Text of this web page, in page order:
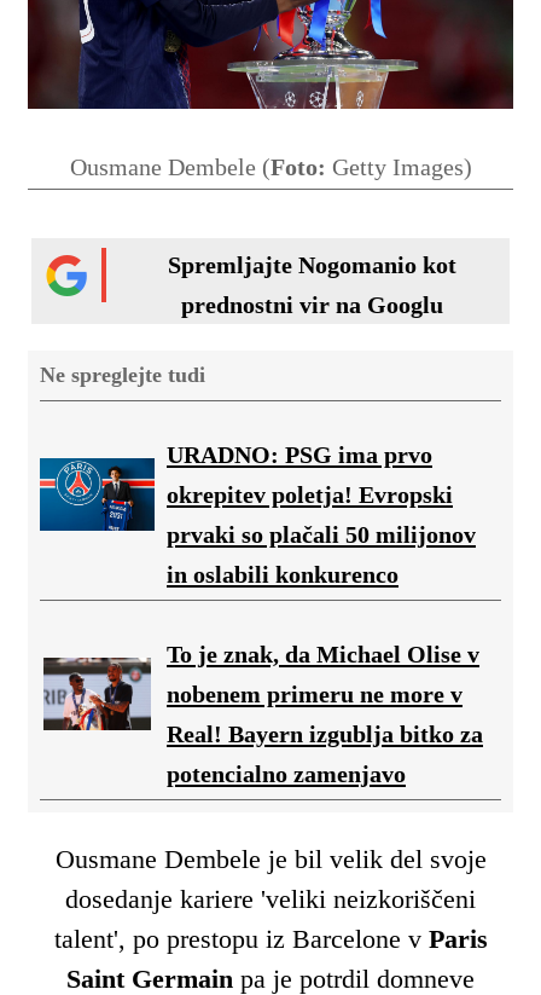
Ousmane Dembele (Foto: Getty Images)
Spremljajte Nogomanio kot
prednostni vir na Googlu
Ne spreglejte tudi
URADNO: PSG ima prvo
okrepitev poletja! Evropski
prvaki so plačali 50 milijonov
in oslabili konkurenco
To je znak, da Michael Olise v
nobenem primeru ne more v
Real! Bayern izgublja bitko za
potencialno zamenjavo
Ousmane Dembele je bil velik del svoje
dosedanje kariere 'veliki neizkoriščeni
talent', po prestopu iz Barcelone v Paris
Saint Germain pa je potrdil domneve